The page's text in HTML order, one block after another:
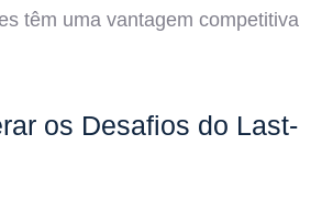
têm uma vantagem competitiva
os Desafios do Last-